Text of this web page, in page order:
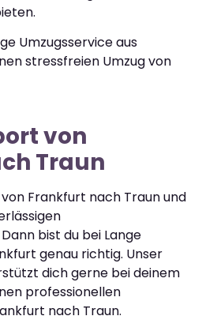
Umzugsservice aus
stressfreien Umzug von
von
Traun
Frankfurt nach Traun und
bist du bei Lange
genau richtig. Unser
dich gerne bei deinem
professionellen
nach Traun.